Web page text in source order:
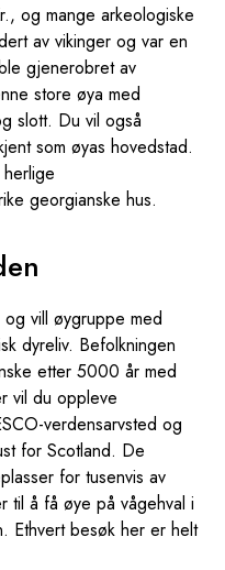
og mange arkeologiske
av vikinger og var en
gjenerobret av
store øya med
slott. Du vil også
som øyas hovedstad.
georgianske hus.
vill øygruppe med
dyreliv. Befolkningen
etter 5000 år med
vil du oppleve
verdensarvsted og
for Scotland. De
for tusenvis av
til å få øye på vågehval i
Ethvert besøk her er helt